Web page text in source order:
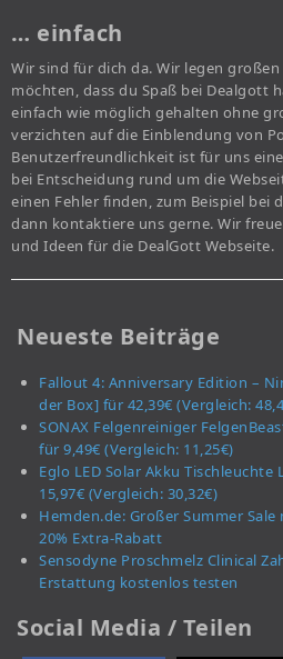
… einfach
Wir sind für dich da. Wir legen
möchten, dass du Spaß bei Dealgott
einfach wie möglich gehalten ohne
verzichten auf die Einblendung von
Benutzerfreundlichkeit ist für uns
bei Entscheidung rund um die
einen Fehler finden, zum Beispiel bei
dann kontaktiere uns gerne. Wir
und Ideen für die DealGott Webseite.
Neueste Beiträge
Fallout 4: Anniversary Edition –
der Box] für 42,39€ (Vergleich:
SONAX Felgenreiniger
für 9,49€ (Vergleich: 11,25€)
Eglo LED Solar Akku
15,97€ (Vergleich: 30,32€)
Hemden.de: Großer Summer
20% Extra-Rabatt
Sensodyne Proschmelz Clinical
Erstattung kostenlos testen
Social Media / Teilen